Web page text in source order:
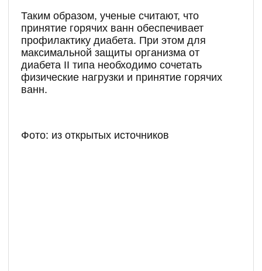
Таким образом, ученые считают, что
принятие горячих ванн обеспечивает
профилактику диабета. При этом для
максимальной защиты организма от
диабета II типа необходимо сочетать
физические нагрузки и принятие горячих
ванн.
Фото: из открытых источников